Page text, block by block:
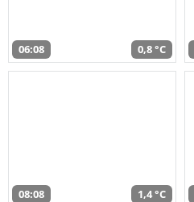
06:08 0,8 °C
08:08 1,4 °C